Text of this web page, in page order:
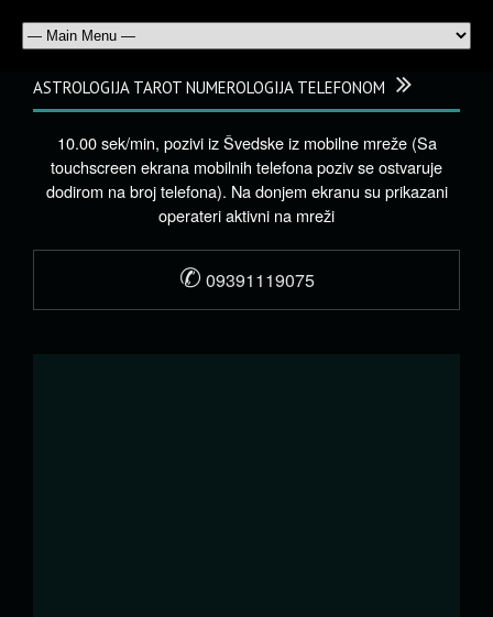
ASTROLOGIJA TAROT NUMEROLOGIJA TELEFONOM
10.00 sek/min, pozivi iz Švedske iz mobilne mreže (Sa
touchscreen ekrana mobilnih telefona poziv se ostvaruje
dodirom na broj telefona). Na donjem ekranu su prikazani
operateri aktivni na mreži
✆ 09391119075